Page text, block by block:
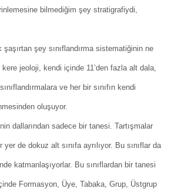
bilmediğim şey stratigrafiydi,
şey sınıflandırma sistematiğinin ne
kere jeoloji, kendi içinde 11’den fazla alt dala,
ve her bir sınıfın kendi
oluşuyor.
dallarından sadece bir tanesi. Tartışmalar
de dokuz alt sınıfa ayrılıyor. Bu sınıflar da
katmanlaşıyorlar. Bu sınıflardan bir tanesi
Formasyon, Üye, Tabaka, Grup, Üstgrup